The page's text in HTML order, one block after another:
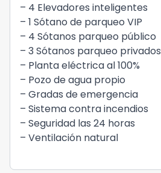
– 4 Elevadores inteligentes
– 1 Sótano de parqueo VIP
– 4 Sótanos parqueo público
– 3 Sótanos parqueo privados
– Planta eléctrica al 100%
– Pozo de agua propio
– Gradas de emergencia
– Sistema contra incendios
– Seguridad las 24 horas
– Ventilación natural